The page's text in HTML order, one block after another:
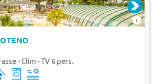
- Clim - TV 6 pers.